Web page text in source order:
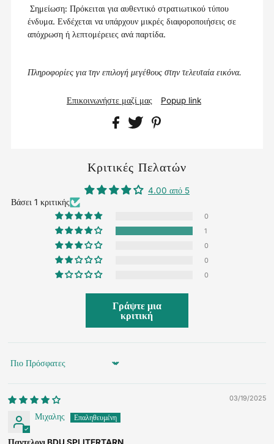
Σημείωση: Πρόκειται για αυθεντικό στρατιωτικού τύπου
ένδυμα. Ενδέχεται να υπάρχουν μικρές διαφοροποιήσεις σε
απόχρωση ή λεπτομέρειες ανά παρτίδα.
Πληροφορίες για την επιλογή μεγέθους στην τελευταία εικόνα.
Επικοινωνήστε μαζί μας Popup link
Κριτικές Πελατών
4.00 από 5
Βάσει 1 κριτικής
0
1
0
0
0
Γράψτε μια
κριτική
Sort by
03/19/2025
Μιχαλης
Παντελονι BDU SPLITERTARN